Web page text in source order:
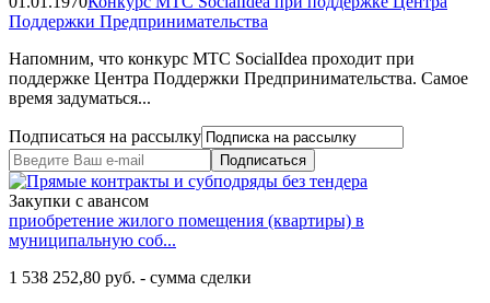
Поддержки Предпринимательства
Напомним, что конкурс МТС SocialIdea проходит при
поддержке Центра Поддержки Предпринимательства. Самое
время задуматься...
Подписаться на рассылку
Подписаться
Закупки с авансом
приобретение жилого помещения (квартиры) в
муниципальную соб...
1 538 252,80 руб. - сумма сделки